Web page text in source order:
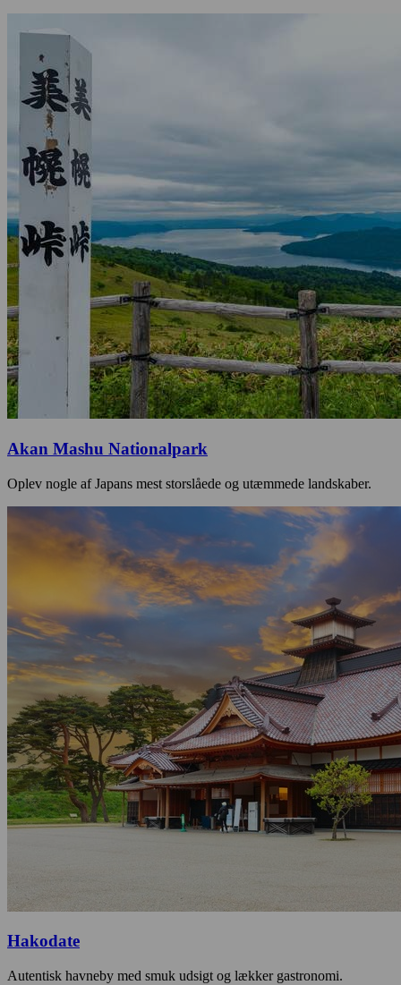
Akan Mashu Nationalpark
Oplev nogle af Japans mest storslåede og utæmmede landskaber.
Hakodate
Autentisk havneby med smuk udsigt og lækker gastronomi.